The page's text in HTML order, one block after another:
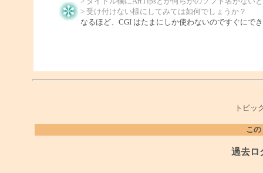
> 受け付けない様にしてみては如何でしょうか？
なるほど、CGI はたまにしか使わないのですぐにで
トピッ
こ
過去ロ